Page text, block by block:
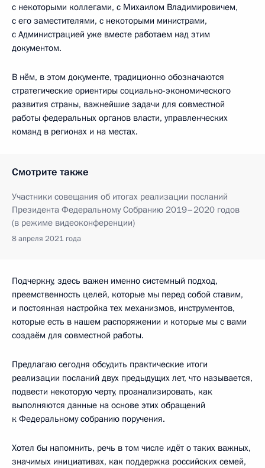
с некоторыми коллегами, с Михаилом Владимировичем,
с его заместителями, с некоторыми министрами,
с Администрацией уже вместе работаем над этим
документом.
В нём, в этом документе, традиционно обозначаются
стратегические ориентиры социально-экономического
развития страны, важнейшие задачи для совместной
работы федеральных органов власти, управленческих
команд в регионах и на местах.
Смотрите также
Участники совещания об итогах реализации посланий
Президента Федеральному Собранию 2019–2020 годов
(в режиме видеоконференции)
8 апреля 2021 года
Подчеркну, здесь важен именно системный подход,
преемственность целей, которые мы перед собой ставим,
и постоянная настройка тех механизмов, инструментов,
которые есть в нашем распоряжении и которые мы с вами
создаём для совместной работы.
Предлагаю сегодня обсудить практические итоги
реализации посланий двух предыдущих лет, что называется,
подвести некоторую черту, проанализировать, как
выполняются данные на основе этих обращений
к Федеральному собранию поручения.
Хотел бы напомнить, речь в том числе идёт о таких важных,
значимых инициативах, как поддержка российских семей,